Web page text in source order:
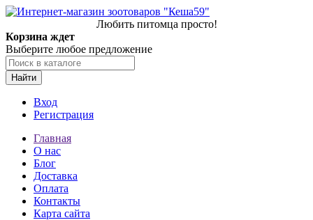
Любить питомца просто!
Корзина ждет
Выберите любое предложение
Найти
Вход
Регистрация
Главная
О нас
Блог
Доставка
Оплата
Контакты
Карта сайта